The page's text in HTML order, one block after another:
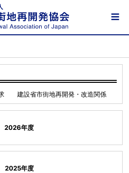
建設省市街地再開発・改造関係
2026年度
2025年度